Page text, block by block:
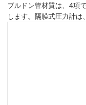
ブルドン管材質は、4項
します。隔膜式圧力計